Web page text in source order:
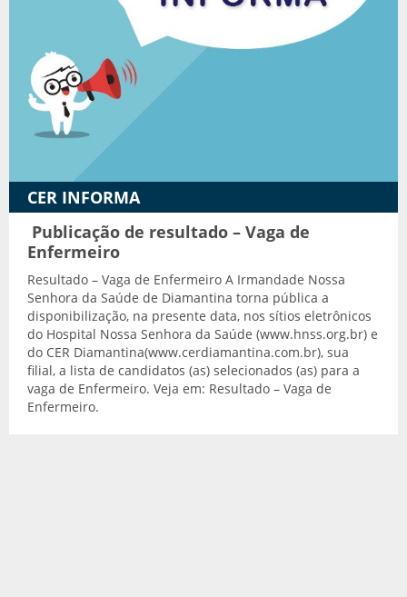
Odontologia
Cinoterapia
Triagem Auditiva Neonatal - TAN
CER INFORMA
Publicação de resultado – Vaga de
Enfermeiro
Resultado – Vaga de Enfermeiro A Irmandade Nossa
Senhora da Saúde de Diamantina torna pública a
disponibilização, na presente data, nos sítios eletrônicos
do Hospital Nossa Senhora da Saúde (www.hnss.org.br) e
do CER Diamantina(www.cerdiamantina.com.br), sua
filial, a lista de candidatos (as) selecionados (as) para a
vaga de Enfermeiro. Veja em: Resultado – Vaga de
Enfermeiro.